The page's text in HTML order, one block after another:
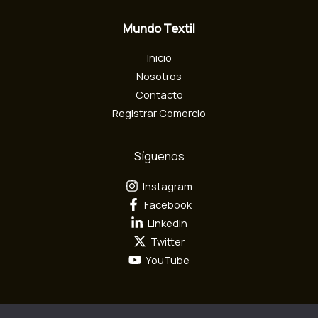
Mundo Textil
Inicio
Nosotros
Contacto
Registrar Comercio
Síguenos
Instagram
Facebook
Linkedin
Twitter
YouTube